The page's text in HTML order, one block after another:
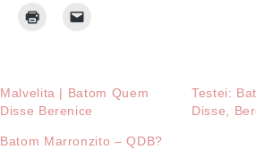
Malvelita | Batom Quem
Disse Berenice
Testei:
Disse,
Batom Marronzito – QDB?